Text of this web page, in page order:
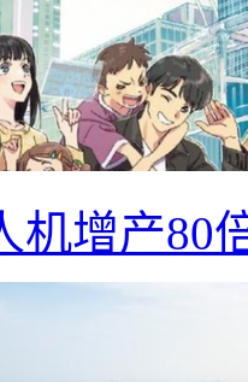
机增产80